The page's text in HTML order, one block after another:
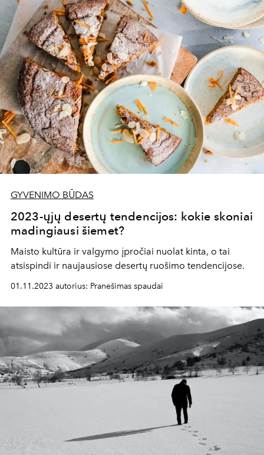
paslaptingų džiunglių ir tūkstančių šventyklų salą, kurioje
net menkiausia detalė turi dvasinę prasmę.
GYVENIMO BŪDAS
2023-ųjų desertų tendencijos: kokie skoniai
madingiausi šiemet?
Maisto kultūra ir valgymo įpročiai nuolat kinta, o tai
atsispindi ir naujausiose desertų ruošimo tendencijose.
01.11.2023 autorius: Pranešimas spaudai